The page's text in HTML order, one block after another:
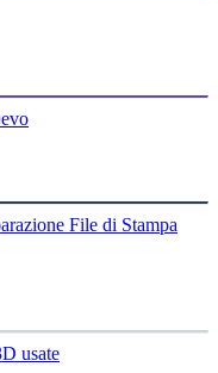
File di Stampa
usate